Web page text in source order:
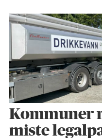
Kommuner
miste